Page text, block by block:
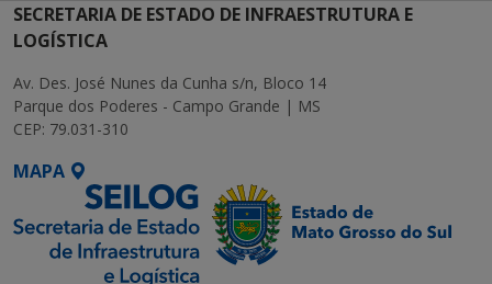
SECRETARIA DE ESTADO DE INFRAESTRUTURA E
LOGÍSTICA
Av. Des. José Nunes da Cunha s/n, Bloco 14
Parque dos Poderes - Campo Grande | MS
CEP: 79.031-310
MAPA